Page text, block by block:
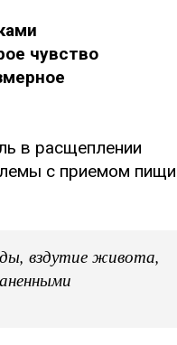
чувство
в расщеплении
с приемом пищи
вздутие живота,